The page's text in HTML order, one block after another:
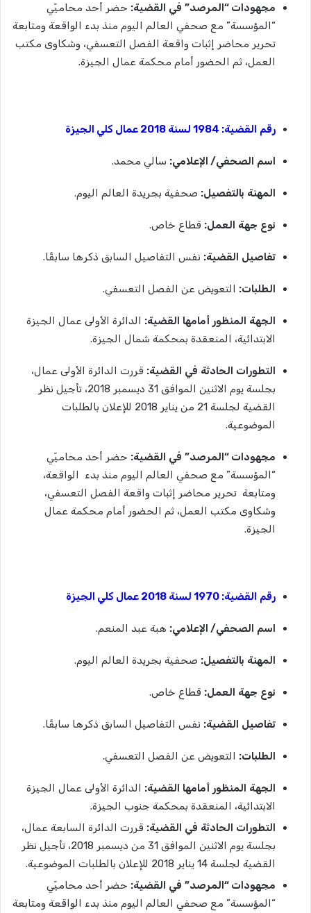
مجهودات “المرصد” في القضية: حضر أحد محاميّي
“المؤسسة” مع صحفي العالم اليوم منذ بدء الواقعة ومتابعة
تحرير محاضر إثبات واقعة الفصل التعسفي، وشكاوى مكتب
العمل، ثم الحضور أمام محكمة عمال الجيزة.
رقم القضية: 1984 لسنة عمال كلي الجيزة
اسم الصحفي/ الإعلامي: سالي محمد.
المهنة بالتفصيل: صحفية بجريدة العالم اليوم.
نوع جهة العمل: قطاع خاص.
تفاصيل القضية: نفس التفاصيل السابق ذكرها سابقًا.
الطلبات: التعويض عن الفصل التعسفي.
الجهة المنظور أمامها القضية: الدائرة الأولى عمال الجيزة
الابتدائية، المنعقدة بمحكمة شمال الجيزة.
التطورات الحادثة في القضية: قررت الدائرة الأولى عمال،
بجلسة يوم الاثنين الموافق 31 ديسمبر 2018، تأجيل نظر
القضية لجلسة 21 من يناير 2018 للإعلان بالطلبات
الموضوعية.
مجهودات “المرصد” في القضية: حضر أحد محاميّي
“المؤسسة” مع صحفي العالم اليوم منذ بدء الواقعة،
ومتابعة تحرير محاضر إثبات واقعة الفصل التعسفي،
وشكاوى مكتب العمل، ثم الحضور أمام محكمة عمال
الجيزة.
رقم القضية: 1970 لسنة عمال كلي الجيزة
اسم الصحفي/ الإعلامي: هبة عبد المنعم.
المهنة بالتفصيل: صحفية بجريدة العالم اليوم.
نوع جهة العمل: قطاع خاص.
تفاصيل القضية: نفس التفاصيل السابق ذكرها سابقًا.
الطلبات: التعويض عن الفصل التعسفي.
الجهة المنظور أمامها القضية: الدائرة الأولى عمال الجيزة
الابتدائية، المنعقدة بمحكمة جنوب الجيزة.
التطورات الحادثة في القضية: قررت الدائرة السابعة عمال،
بجلسة يوم الاثنين الموافق 31 من ديسمبر 2018، تأجيل نظر
القضية لجلسة 14 يناير 2018 للإعلان بالطلبات الموضوعية.
مجهودات “المرصد” في القضية: حضر أحد محاميّي
“المؤسسة” مع صحفي العالم اليوم منذ بدء الواقعة ومتابعة